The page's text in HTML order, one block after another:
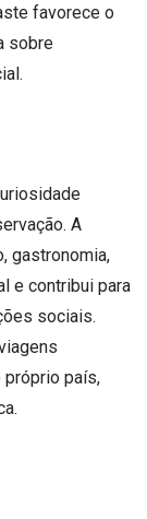
favorece o
sobre
A
gastronomia,
e contribui para
sociais.
próprio país,